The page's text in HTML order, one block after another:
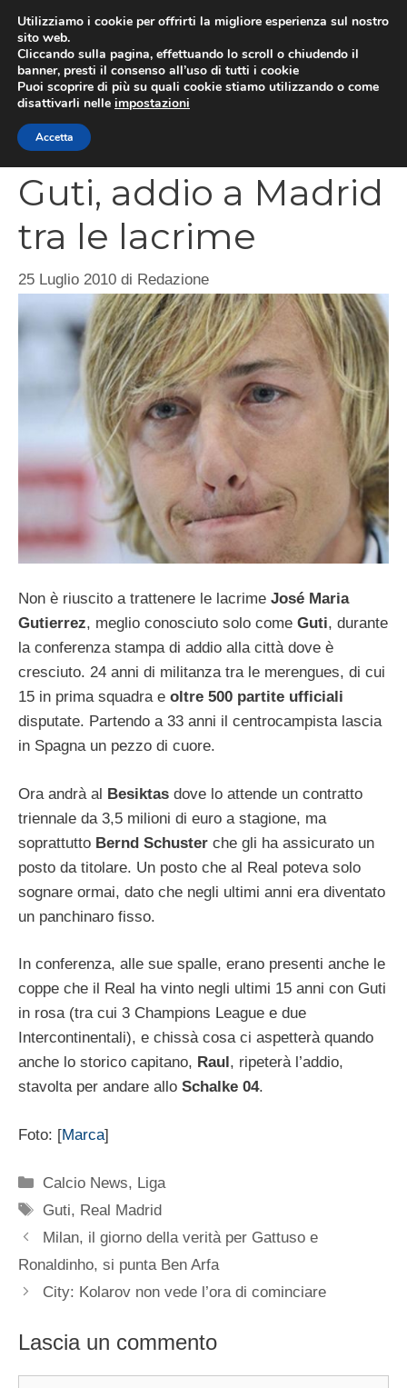
contenuto
Guti, addio a Madrid
tra le lacrime
25 Luglio 2010 di Redazione
Non è riuscito a trattenere le lacrime José Maria
Gutierrez, meglio conosciuto solo come Guti, durante
la conferenza stampa di addio alla città dove è
cresciuto. 24 anni di militanza tra le merengues, di cui
15 in prima squadra e oltre 500 partite ufficiali
disputate. Partendo a 33 anni il centrocampista lascia
in Spagna un pezzo di cuore.
Ora andrà al Besiktas dove lo attende un contratto
triennale da 3,5 milioni di euro a stagione, ma
soprattutto Bernd Schuster che gli ha assicurato un
posto da titolare. Un posto che al Real poteva solo
sognare ormai, dato che negli ultimi anni era diventato
un panchinaro fisso.
In conferenza, alle sue spalle, erano presenti anche le
coppe che il Real ha vinto negli ultimi 15 anni con Guti
in rosa (tra cui 3 Champions League e due
Intercontinentali), e chissà cosa ci aspetterà quando
anche lo storico capitano, Raul, ripeterà l’addio,
stavolta per andare allo Schalke 04.
Foto: [Marca]
Categorie
Calcio News, Liga
Tag
Guti, Real Madrid
Milan, il giorno della verità per Gattuso e
Ronaldinho, si punta Ben Arfa
City: Kolarov non vede l’ora di cominciare
Lascia un commento
Utilizziamo i cookie per offrirti la migliore esperienza sul nostro
sito web.
Cliccando sulla pagina, effettuando lo scroll o chiudendo il
banner, presti il consenso all’uso di tutti i cookie
Puoi scoprire di più su quali cookie stiamo utilizzando o come
disattivarli nelle impostazioni
Accetta